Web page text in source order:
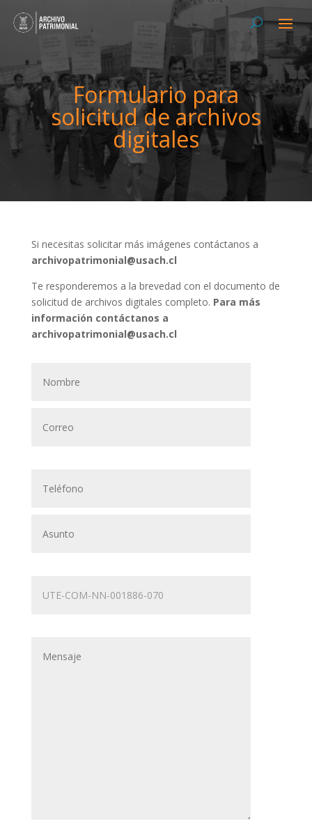
Formulario para
solicitud de archivos
digitales
Si necesitas solicitar más imágenes contáctanos a
archivopatrimonial@usach.cl
Te responderemos a la brevedad con el documento de
solicitud de archivos digitales completo. Para más
información contáctanos a
archivopatrimonial@usach.cl